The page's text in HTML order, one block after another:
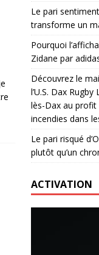
Le pari
transforme un
Pourquoi
Zidane par
Découvrez le
l’U.S. Dax
lès-Dax au
incendies dans
Le pari risqué
plutôt qu’un
ACTIVATION